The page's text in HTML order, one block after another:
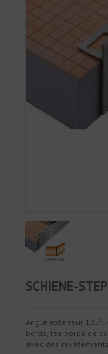
SCHIENE-
Angle extérieur
bords, les bords de
avec des